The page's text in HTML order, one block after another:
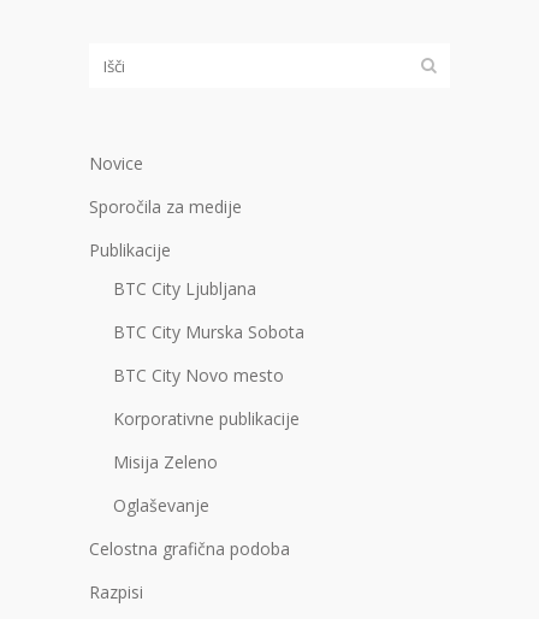
Novice
Sporočila za medije
Publikacije
BTC City Ljubljana
BTC City Murska Sobota
BTC City Novo mesto
Korporativne publikacije
Misija Zeleno
Oglaševanje
Celostna grafična podoba
Razpisi